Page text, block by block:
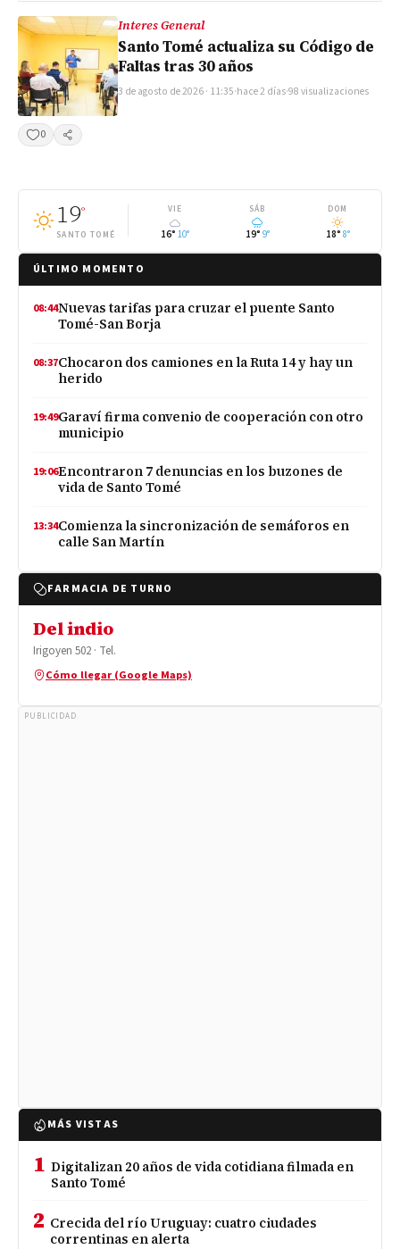
Interes General
Santo Tomé actualiza su Código de
Faltas tras 30 años
3 de agosto de 2026 · 11:35·hace 2 días·98 visualizaciones
0 Compartir
19°
SANTO TOMÉ
VIE
16° 10°
SÁB
19° 9°
DOM
18° 8°
ÚLTIMO MOMENTO
08:44Nuevas tarifas para cruzar el puente Santo
Tomé-San Borja
08:37Chocaron dos camiones en la Ruta 14 y hay un
herido
19:49Garaví firma convenio de cooperación con otro
municipio
19:06Encontraron 7 denuncias en los buzones de
vida de Santo Tomé
13:34Comienza la sincronización de semáforos en
calle San Martín
FARMACIA DE TURNO
Del indio
Irigoyen 502 · Tel.
Cómo llegar (Google Maps)
PUBLICIDAD
MÁS VISTAS
1 Digitalizan 20 años de vida cotidiana filmada en
Santo Tomé
2 Crecida del río Uruguay: cuatro ciudades
correntinas en alerta